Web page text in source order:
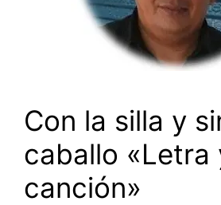
Con la silla y
caballo «Letra
canción»